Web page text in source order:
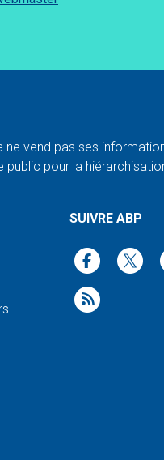
vend pas ses
pour la
SUIVRE ABP